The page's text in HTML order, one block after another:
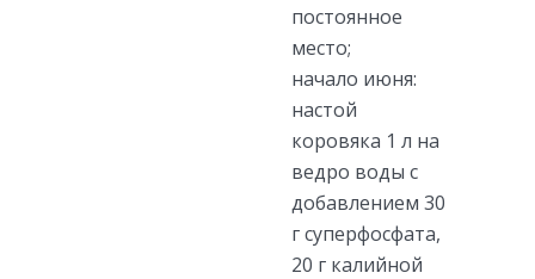
постоянное
место;
начало июня:
настой
коровяка 1 л на
ведро воды с
добавлением 30
г суперфосфата,
20 г калийной